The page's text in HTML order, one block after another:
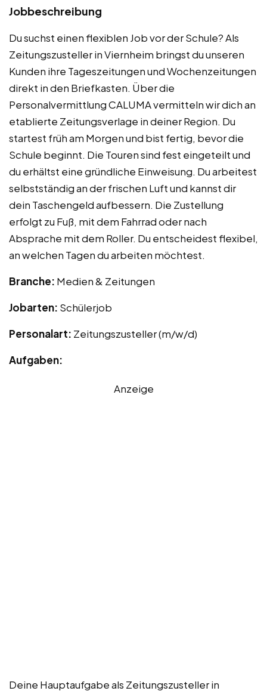
Jobbeschreibung
Du suchst einen flexiblen Job vor der Schule? Als
Zeitungszusteller in Viernheim bringst du unseren
Kunden ihre Tageszeitungen und Wochenzeitungen
direkt in den Briefkasten. Über die
Personalvermittlung CALUMA vermitteln wir dich an
etablierte Zeitungsverlage in deiner Region. Du
startest früh am Morgen und bist fertig, bevor die
Schule beginnt. Die Touren sind fest eingeteilt und
du erhältst eine gründliche Einweisung. Du arbeitest
selbstständig an der frischen Luft und kannst dir
dein Taschengeld aufbessern. Die Zustellung
erfolgt zu Fuß, mit dem Fahrrad oder nach
Absprache mit dem Roller. Du entscheidest flexibel,
an welchen Tagen du arbeiten möchtest.
Branche: Medien & Zeitungen
Jobarten: Schülerjob
Personalart: Zeitungszusteller (m/w/d)
Aufgaben:
Anzeige
Deine Hauptaufgabe als Zeitungszusteller in